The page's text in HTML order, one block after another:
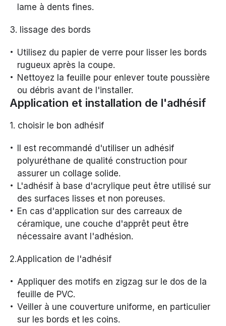
lame à dents fines.
3. lissage des bords
Utilisez du papier de verre pour lisser les bords
rugueux après la coupe.
Nettoyez la feuille pour enlever toute poussière
ou débris avant de l'installer.
Application et installation de l'adhésif
1. choisir le bon adhésif
Il est recommandé d'utiliser un adhésif
polyuréthane de qualité construction pour
assurer un collage solide.
L'adhésif à base d'acrylique peut être utilisé sur
des surfaces lisses et non poreuses.
En cas d'application sur des carreaux de
céramique, une couche d'apprêt peut être
nécessaire avant l'adhésion.
2.Application de l'adhésif
Appliquer des motifs en zigzag sur le dos de la
feuille de PVC.
Veiller à une couverture uniforme, en particulier
sur les bords et les coins.